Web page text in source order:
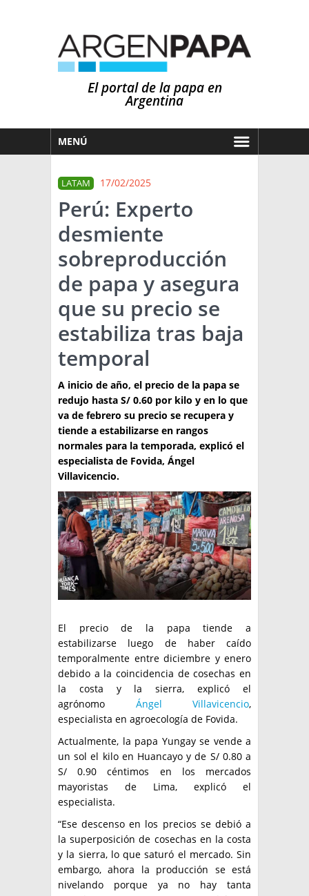
El portal de la papa en
Argentina
MENÚ
MERCADOS
NOTICIAS
EN ESPAÑOL
OTROS IDIOMAS
CLIMA
PRONÓSTICO
LLUVIAS
ARGENTINA
EL MUNDO
TÉCNICA
PRODUCCION
CLASIFICADOS
INTERES GENERAL
LA PAPA
RESOLUCIONES Y NORMATIVAS
ENLACES
ARGENPAPA
PUBLICIDAD
QUIENES SOMOS
CONTACTO
BUSCAR NOTICIAS
BUSCAR
LATAM 17/02/2025
Perú: Experto
desmiente
sobreproducción
de papa y asegura
que su precio se
estabiliza tras baja
temporal
A inicio de año, el precio de la papa se
redujo hasta S/ 0.60 por kilo y en lo que
va de febrero su precio se recupera y
tiende a estabilizarse en rangos
normales para la temporada, explicó el
especialista de Fovida, Ángel
Villavicencio.
El precio de la papa tiende a
estabilizarse luego de haber caído
temporalmente entre diciembre y enero
debido a la coincidencia de cosechas en
la costa y la sierra, explicó el
agrónomo Ángel Villavicencio,
especialista en agroecología de Fovida.
Actualmente, la papa Yungay se vende a
un sol el kilo en Huancayo y de S/ 0.80 a
S/ 0.90 céntimos en los mercados
mayoristas de Lima, explicó el
especialista.
“Ese descenso en los precios se debió a
la superposición de cosechas en la costa
y la sierra, lo que saturó el mercado. Sin
embargo, ahora la producción se está
nivelando porque ya no hay tanta